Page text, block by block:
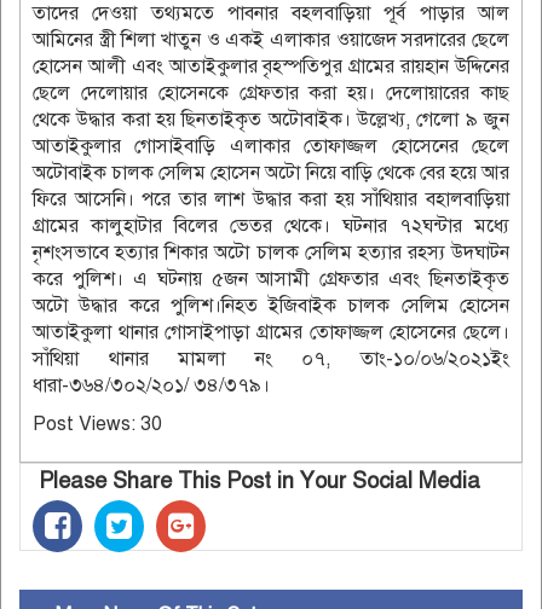
তাদের দেওয়া তথ্যমতে পাবনার বহলবাড়িয়া পূর্ব পাড়ার আল
আমিনের স্ত্রী শিলা খাতুন ও একই এলাকার ওয়াজেদ সরদারের ছেলে
হোসেন আলী এবং আতাইকুলার বৃহস্পতিপুর গ্রামের রায়হান উদ্দিনের
ছেলে দেলোয়ার হোসেনকে গ্রেফতার করা হয়। দেলোয়ারের কাছ
থেকে উদ্ধার করা হয় ছিনতাইকৃত অটোবাইক। উল্লেখ্য, গেলো ৯ জুন
আতাইকুলার গোসাইবাড়ি এলাকার তোফাজ্জল হোসেনের ছেলে
অটোবাইক চালক সেলিম হোসেন অটো নিয়ে বাড়ি থেকে বের হয়ে আর
ফিরে আসেনি। পরে তার লাশ উদ্ধার করা হয় সাঁথিয়ার বহালবাড়িয়া
গ্রামের কালুহাটার বিলের ভেতর থেকে। ঘটনার ৭২ঘন্টার মধ্যে
নৃশংসভাবে হত্যার শিকার অটো চালক সেলিম হত্যার রহস্য উদঘাটন
করে পুলিশ। এ ঘটনায় ৫জন আসামী গ্রেফতার এবং ছিনতাইকৃত
অটো উদ্ধার করে পুলিশ।নিহত ইজিবাইক চালক সেলিম হোসেন
আতাইকুলা থানার গোসাইপাড়া গ্রামের তোফাজ্জল হোসেনের ছেলে।
সাঁথিয়া থানার মামলা নং ০৭, তাং-১০/০৬/২০২১ইং
ধারা-৩৬৪/৩০২/২০১/ ৩৪/৩৭৯।
Post Views: 30
Please Share This Post in Your Social Media